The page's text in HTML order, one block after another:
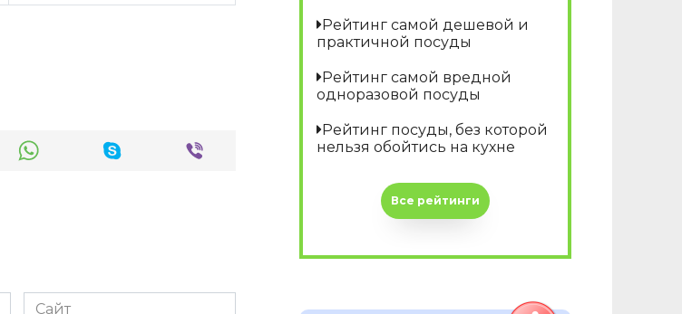
Сайт
Рейтинг самой дешевой и
практичной посуды
Рейтинг самой вредной
одноразовой посуды
Рейтинг посуды, без которой
нельзя обойтись на кухне
Все рейтинги